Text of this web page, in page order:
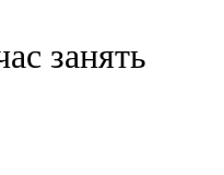
занять